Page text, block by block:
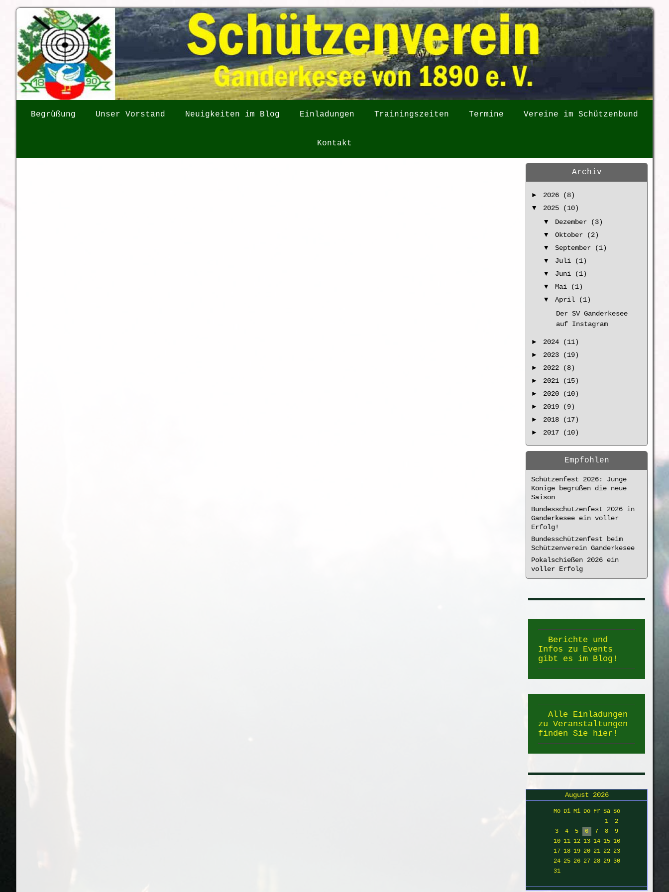
Begrüßung Unser Vorstand Neuigkeiten im Blog Einladungen Trainingszeiten Termine Vereine im Schützenbund
Kontakt
Archiv
►
2026 (8)
▼
2025 (10)
▼
Dezember (3)
▼
Oktober (2)
▼
September (1)
▼
Juli (1)
▼
Juni (1)
▼
Mai (1)
▼
April (1)
Der SV Ganderkesee
auf Instagram
►
2024 (11)
►
2023 (19)
►
2022 (8)
►
2021 (15)
►
2020 (10)
►
2019 (9)
►
2018 (17)
►
2017 (10)
Empfohlen
Schützenfest 2026: Junge
Könige begrüßen die neue
Saison
Bundesschützenfest 2026 in
Ganderkesee ein voller
Erfolg!
Bundesschützenfest beim
Schützenverein Ganderkesee
Pokalschießen 2026 ein
voller Erfolg
Berichte und
Infos zu Events
gibt es im Blog!
Alle Einladungen
zu Veranstaltungen
finden Sie hier!
August 2026
Mo Di Mi Do Fr Sa So
1
2
3
4 5 6 7 8
9
10 11 12 13 14 15 16
17 18 19 20 21 22 23
24 25 26 27 28 29 30
31